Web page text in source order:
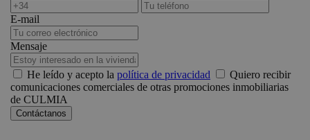
E-mail
Mensaje
He leído y acepto la política de privacidad
Quiero recibir
comunicaciones comerciales de otras promociones inmobiliarias
de CULMIA